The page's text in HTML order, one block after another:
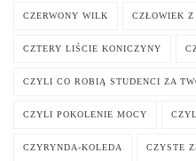
CZERWONY WILK CZŁOWIEK
CZTERY LIŚCIE KONICZYNY
CZYLI CO ROBIĄ STUDENCI ZA
CZYLI POKOLENIE MOCY
CZYRYNDA-KOLEDA CZYSTE